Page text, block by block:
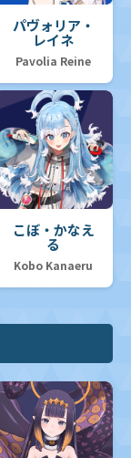
パヴォリア・
レイネ
Pavolia Reine
こぼ・かなえ
る
Kobo Kanaeru